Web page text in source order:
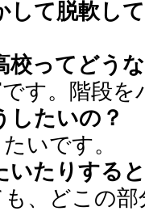
して脱軟し
校ってどう
す。階段を
したいの？
いです。
いたりする
、どこの部